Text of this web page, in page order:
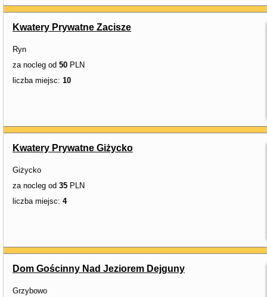
Kwatery Prywatne Zacisze
Ryn
za nocleg od 50 PLN
liczba miejsc: 10
Kwatery Prywatne Giżycko
Giżycko
za nocleg od 35 PLN
liczba miejsc: 4
Dom Gościnny Nad Jeziorem Dejguny
Grzybowo